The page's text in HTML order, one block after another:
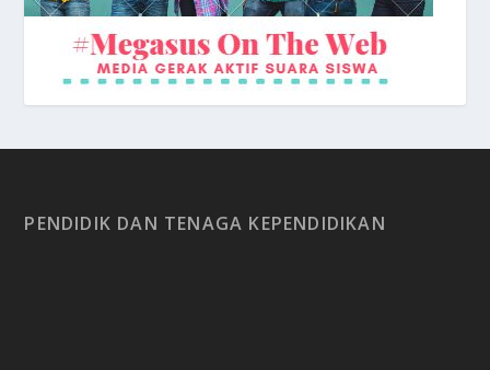
PENDIDIK DAN TENAGA KEPENDIDIKAN